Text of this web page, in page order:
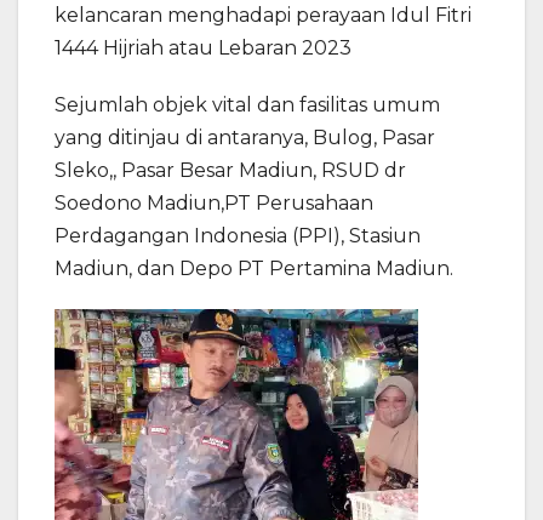
kelancaran menghadapi perayaan Idul Fitri
1444 Hijriah atau Lebaran 2023
Sejumlah objek vital dan fasilitas umum
yang ditinjau di antaranya, Bulog, Pasar
Sleko,, Pasar Besar Madiun, RSUD dr
Soedono Madiun,PT Perusahaan
Perdagangan Indonesia (PPI), Stasiun
Madiun, dan Depo PT Pertamina Madiun.